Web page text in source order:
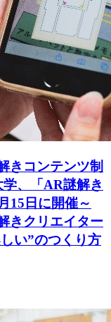
きコンテンツ制
、「AR謎解き
15日に開催～
きクリエイター
い”のつくり方